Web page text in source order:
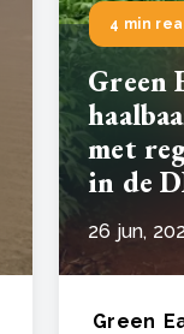
4 min
Green
met
in de
26 jun,
Green